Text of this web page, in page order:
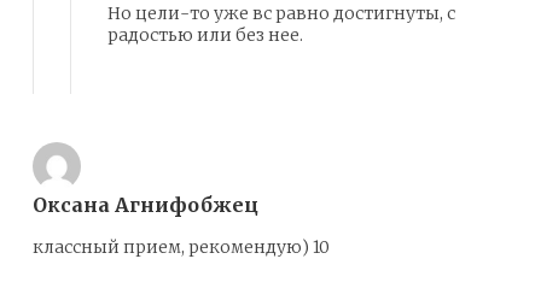
Но цели-то уже вс равно достигнуты, с
радостью или без нее.
Оксана Агнифобжец
классный прием, рекомендую) 10